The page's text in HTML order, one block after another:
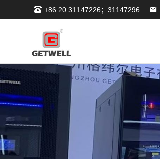
+86 20 31147226；31147296